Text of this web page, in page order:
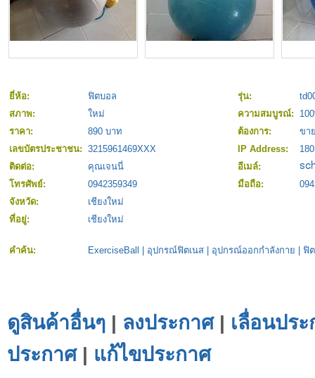
ยี่ห้อ: ฟิตบอล รุ่น:
สภาพ:
ใหม่ ความสมบูรณ์:
ราคา:
890 บาท ต้องการ:
ขา
เลขบัตรประชาชน: 3215961469XXX IP Address:
ติดต่อ:
คุณเจนนี่
อีเมล์:
โทรศัพย์:
0942359349 มือถือ:
จังหวัด:
เชียงใหม่
ที่อยู่:
เชียงใหม่
คำค้น: ExerciseBall อุปกรณ์ฟิตเนส อุปกรณ์ออกกำลังกาย ฟิ
ดูสินค้าอื่นๆ | ลงประกาศ| เลื่อนปร
ประกาศ| แก้ไขประกาศ